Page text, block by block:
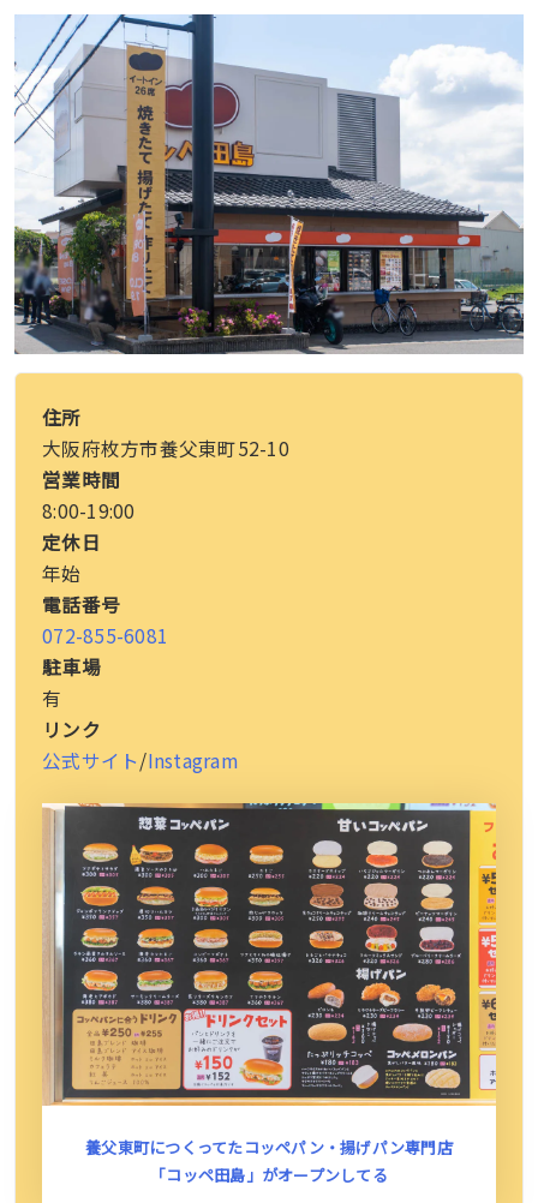
住所
大阪府枚方市養父東町52-10
営業時間
8:00-19:00
定休日
年始
電話番号
072-855-6081
駐車場
有
リンク
公式サイト/Instagram
養父東町につくってたコッペパン・揚げパン専門店
「コッペ田島」がオープンしてる